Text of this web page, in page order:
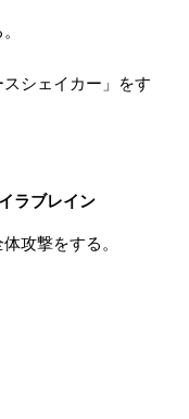
シェイカー」をす
ラブレイン
攻撃をする。